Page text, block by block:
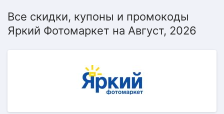
Все скидки, купоны и промокоды
Яркий Фотомаркет на Август, 2026